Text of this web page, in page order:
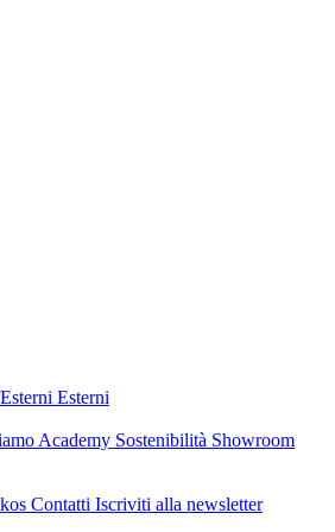
Esterni
Academy Sostenibilità Showroom
Contatti Iscriviti alla newsletter